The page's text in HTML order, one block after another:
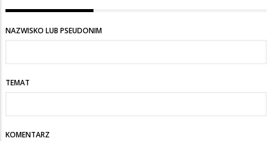
NAZWISKO LUB PSEUDONIM
TEMAT
KOMENTARZ